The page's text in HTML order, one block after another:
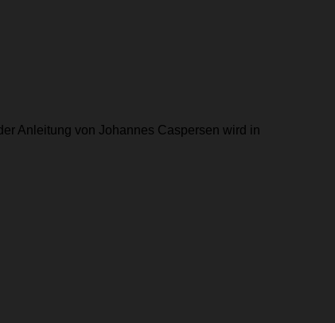
Anleitung von Johannes Caspersen wird in